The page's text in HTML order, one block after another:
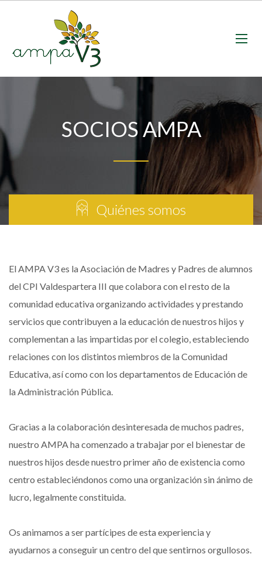
SOCIOS AMPA
Quiénes somos
El AMPA V3 es la Asociación de Madres y Padres de alumnos
del CPI Valdespartera III que colabora con el resto de la
comunidad educativa organizando actividades y prestando
servicios que contribuyen a la educación de nuestros hijos y
complementan a las impartidas por el colegio, estableciendo
relaciones con los distintos miembros de la Comunidad
Educativa, así como con los departamentos de Educación de
la Administración Pública.
Gracias a la colaboración desinteresada de muchos padres,
nuestro AMPA ha comenzado a trabajar por el bienestar de
nuestros hijos desde nuestro primer año de existencia como
centro estableciéndonos como una organización sin ánimo de
lucro, legalmente constituida.
Os animamos a ser partícipes de esta experiencia y
ayudarnos a conseguir un centro del que sentirnos orgullosos.